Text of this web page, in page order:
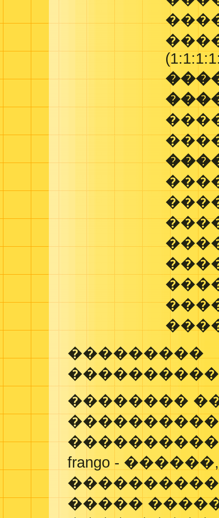
���������
��������
����������
frango -
�����